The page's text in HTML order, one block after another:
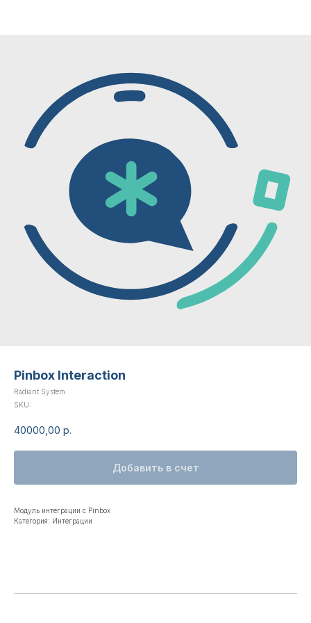
Pinbox Interaction
Radiant System
SKU:
40000,00 р.
Добавить в счет
Модуль интеграции с Pinbox
Категория: Интеграции